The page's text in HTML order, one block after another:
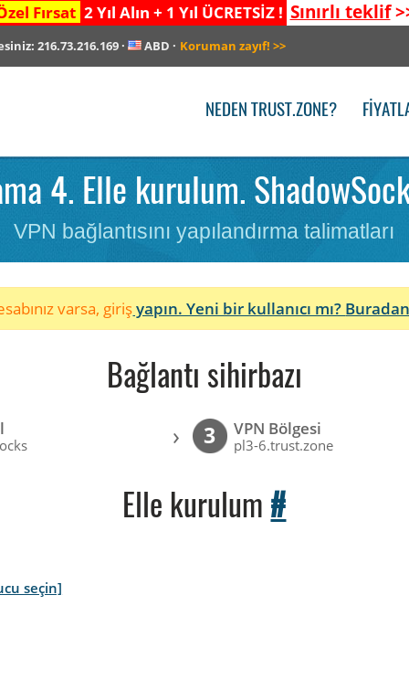
Fırsat 2 Yıl Alın + 1 Yıl ÜCRETSİZ ! Sınırlı teklif
216.73.216.169 · ABD · Koruman zayıf! >>
NEDEN TRUST.ZONE?
4. Elle kurulum.
VPN bağlantısını yapılandırma talimatları
varsa, girişyapın. Yeni bir kullanıcı mı?
Bağlantı sihirbazı
› 3 VPN Bölgesi
pl3-6.trust.zone
Elle kurulum #
seçin]